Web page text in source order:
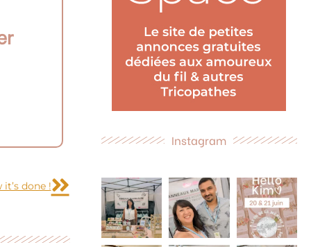
done !
Instagram